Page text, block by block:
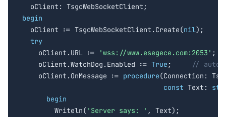
begin
oClient := TsgcWebSocketClient.Create(nil);
try
    oClient.URL :=
'wss://www.esegece.com:2053' ;
    oClient.WatchDog.Enabled :=
True ;
// auto-
    oClient.OnMessage :=
procedure(Connection:
const Text:
begin
        Writeln(
'Server says: ' , Text);